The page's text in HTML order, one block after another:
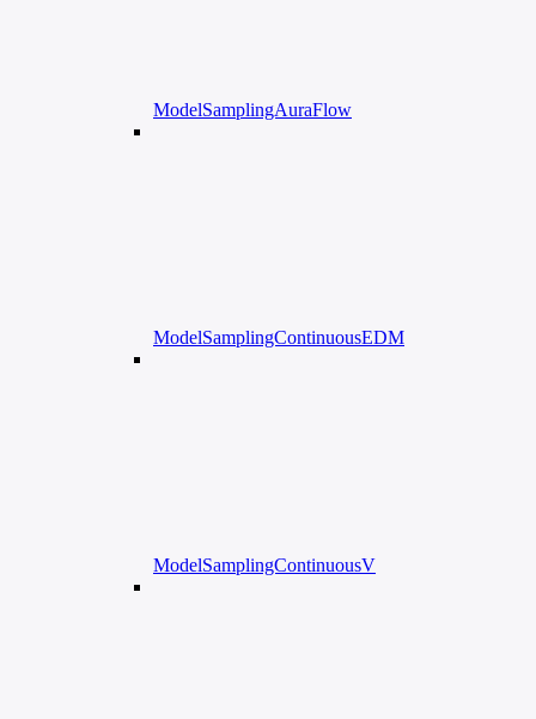
ModelSamplingAuraFlow
ModelSamplingContinuousEDM
ModelSamplingContinuousV